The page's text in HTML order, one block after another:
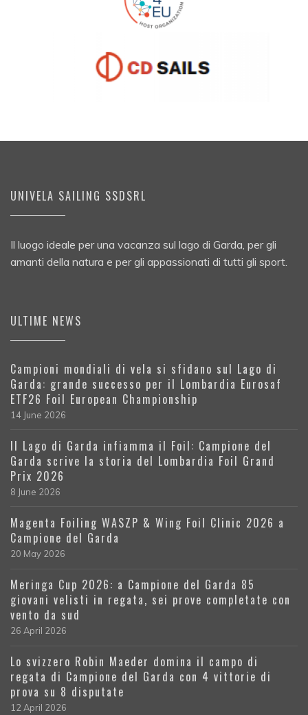
UNIVELA SAILING SSDSRL
Il luogo ideale per una vacanza sul lago di Garda, per gli
amanti della natura e per gli appassionati di tutti gli sport.
ULTIME NEWS
Campioni mondiali di vela si sfidano sul Lago di
Garda: grande successo per il Lombardia Eurosaf
ETF26 Foil European Championship
14 June 2026
Il Lago di Garda infiamma il Foil: Campione del
Garda scrive la storia del Lombardia Foil Grand
Prix 2026
8 June 2026
Magenta Foiling WASZP & Wing Foil Clinic 2026 a
Campione del Garda
20 May 2026
Meringa Cup 2026: a Campione del Garda 85
giovani velisti in regata, sei prove completate con
vento da sud
26 April 2026
Lo svizzero Robin Maeder domina il campo di
regata di Campione del Garda con 4 vittorie di
prova su 8 disputate
12 April 2026